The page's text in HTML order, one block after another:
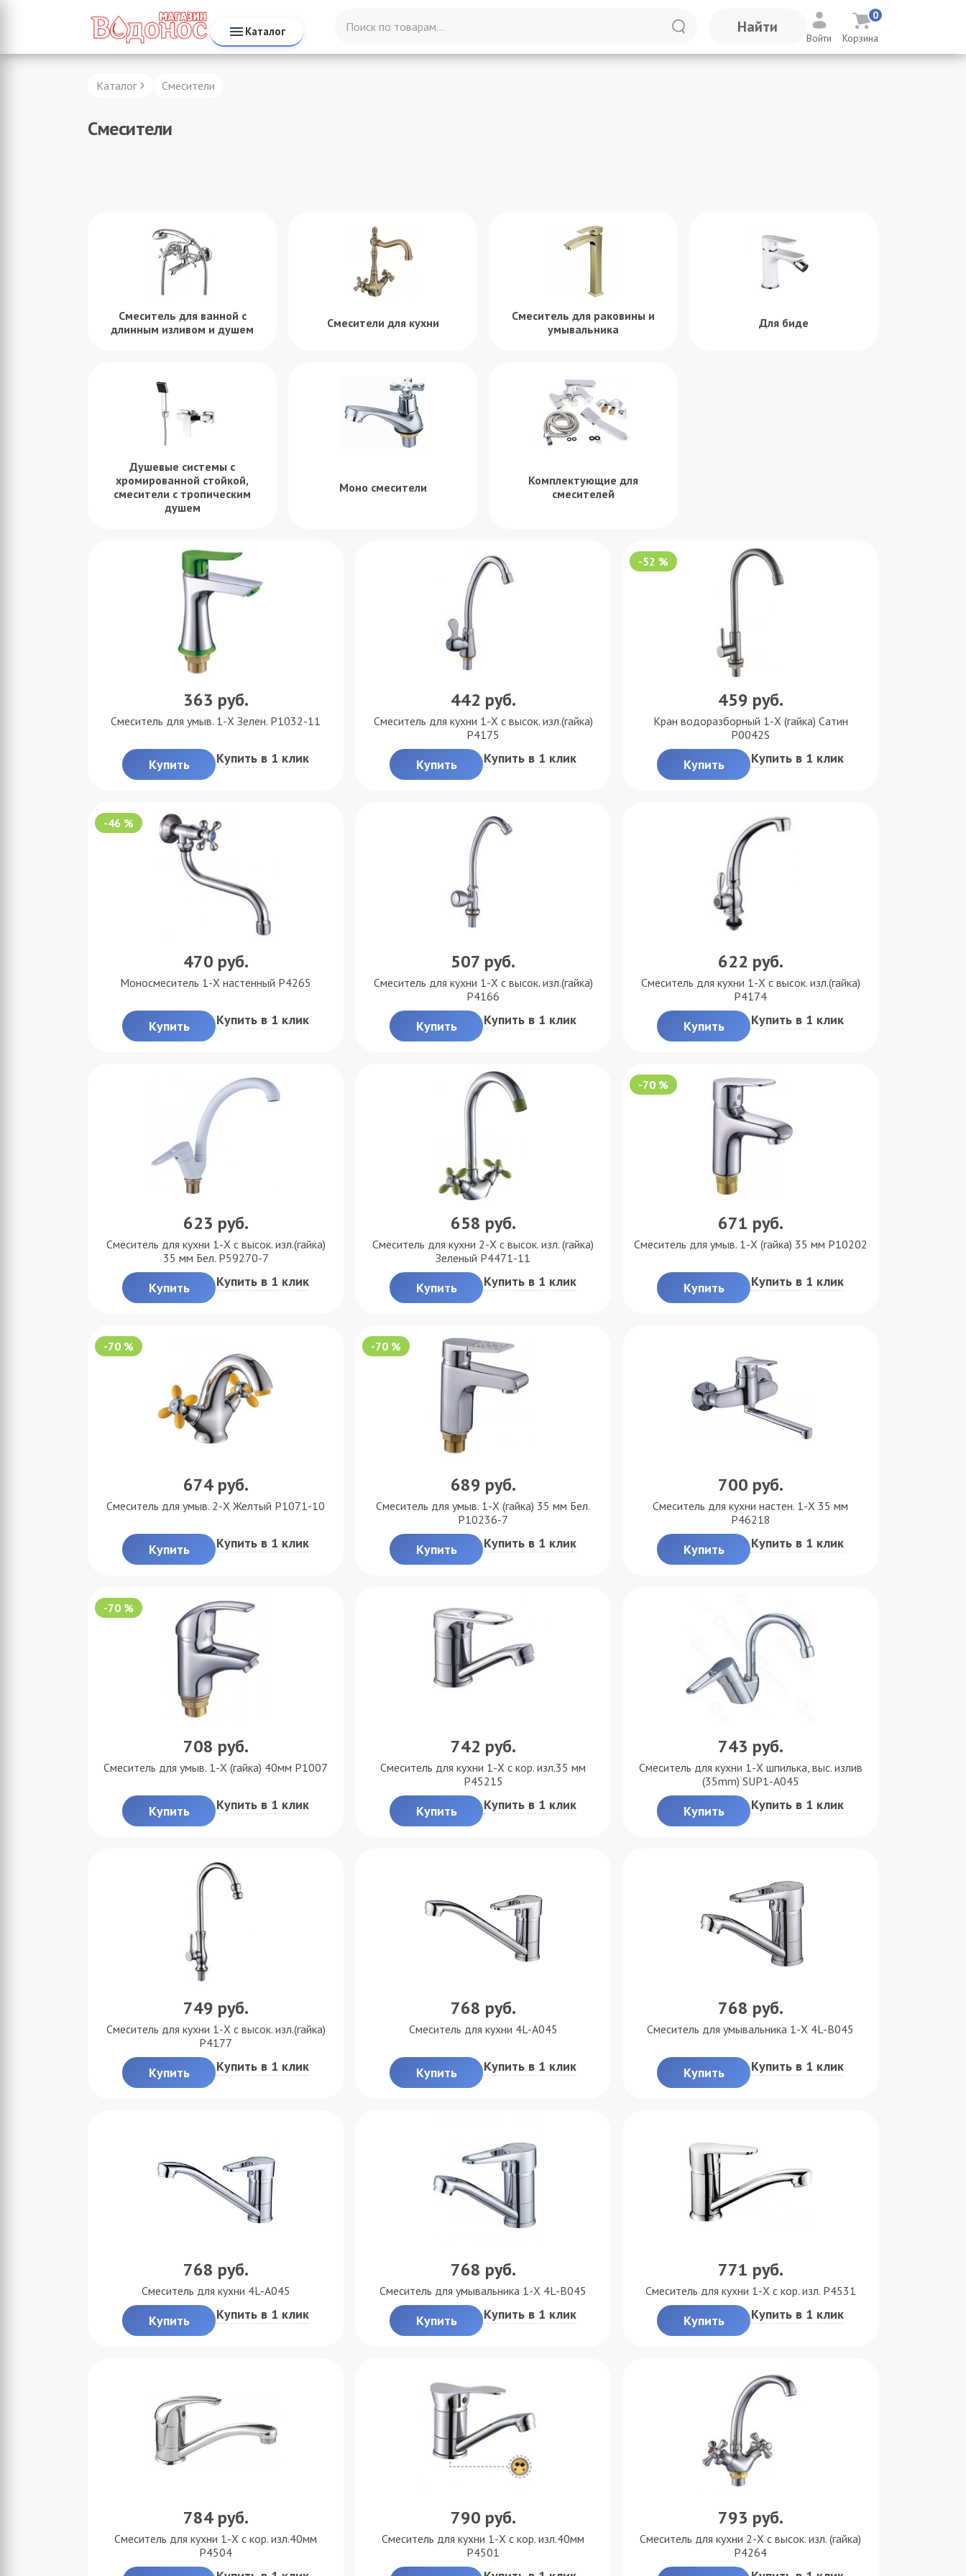
Каталог Найти
Войти Корзина
0
Каталог Смесители
Смесители
Смеситель для ванной с
длинным изливом и душем
Смесители для кухни
Смеситель для раковины и
умывальника
Для биде
Душевые системы с
хромированной стойкой,
смесители с тропическим
душем
Моно смесители
Комплектующие для
смесителей
363 руб.
Смеситель для умыв. 1-Х Зелен. P1032-11
Купить Купить в 1 клик
442 руб.
Смеситель для кухни 1-X с высок. изл.(гайка)
P4175
Купить Купить в 1 клик
-52 %
459 руб.
Кран водоразборный 1-X (гайка) Сатин
P0042S
Купить Купить в 1 клик
-46 %
470 руб.
Моносмеситель 1-X настенный P4265
Купить Купить в 1 клик
507 руб.
Смеситель для кухни 1-X с высок. изл.(гайка)
P4166
Купить Купить в 1 клик
622 руб.
Смеситель для кухни 1-X с высок. изл.(гайка)
P4174
Купить Купить в 1 клик
623 руб.
Смеситель для кухни 1-X с высок. изл.(гайка)
35 мм Бел. P59270-7
Купить Купить в 1 клик
658 руб.
Смеситель для кухни 2-X с высок. изл. (гайка)
Зеленый P4471-11
Купить Купить в 1 клик
-70 %
671 руб.
Смеситель для умыв. 1-X (гайка) 35 мм P10202
Купить Купить в 1 клик
-70 %
674 руб.
Смеситель для умыв. 2-X Желтый P1071-10
Купить Купить в 1 клик
-70 %
689 руб.
Смеситель для умыв. 1-X (гайка) 35 мм Бел.
P10236-7
Купить Купить в 1 клик
700 руб.
Смеситель для кухни настен. 1-X 35 мм
P46218
Купить Купить в 1 клик
-70 %
708 руб.
Смеситель для умыв. 1-X (гайка) 40мм P1007
Купить Купить в 1 клик
742 руб.
Смеситель для кухни 1-X с кор. изл.35 мм
P45215
Купить Купить в 1 клик
743 руб.
Смеситель для кухни 1-Х шпилька, выс. излив
(35mm) SUP1-A045
Купить Купить в 1 клик
749 руб.
Смеситель для кухни 1-X с высок. изл.(гайка)
P4177
Купить Купить в 1 клик
768 руб.
Смеситель для кухни 4L-A045
Купить Купить в 1 клик
768 руб.
Смеситель для умывальника 1-X 4L-B045
Купить Купить в 1 клик
768 руб.
Смеситель для кухни 4L-A045
Купить Купить в 1 клик
768 руб.
Смеситель для умывальника 1-X 4L-B045
Купить Купить в 1 клик
771 руб.
Смеситель для кухни 1-X с кор. изл. P4531
Купить Купить в 1 клик
784 руб.
Смеситель для кухни 1-X с кор. изл.40мм
P4504
790 руб.
Смеситель для кухни 1-X с кор. изл.40мм
P4501
793 руб.
Смеситель для кухни 2-X с высок. изл. (гайка)
P4264